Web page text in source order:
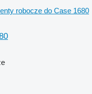
robocze do Case 1680